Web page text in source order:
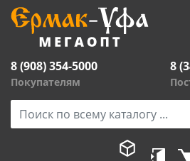
8 (908) 354-5000
Покупателям
8